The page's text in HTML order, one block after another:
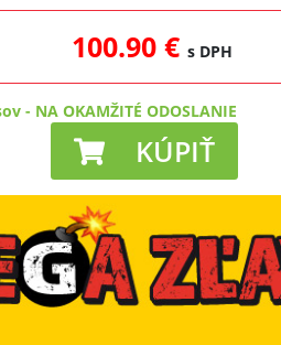
100.90 €s DPH
- NA OKAMŽITÉ ODOSLANIE
KÚPIŤ